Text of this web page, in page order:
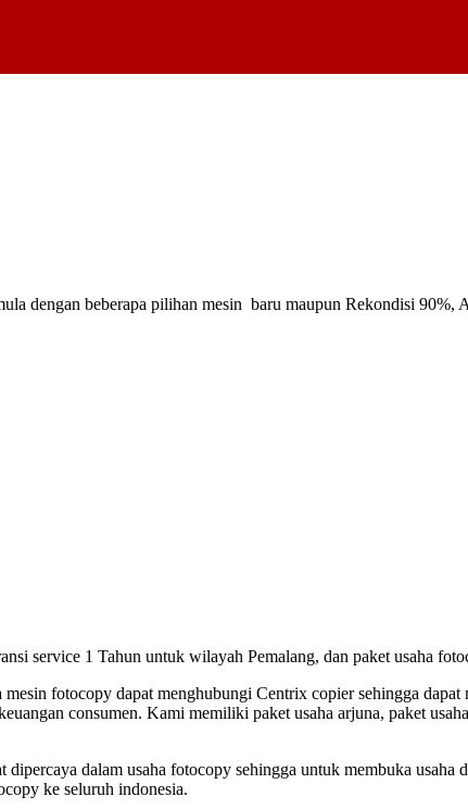
dengan beberapa pilihan mesin baru maupun Rekondisi 90%,
service 1 Tahun untuk wilayah Pemalang, dan paket usaha
fotocopy dapat menghubungi Centrix copier sehingga
consumen. Kami memiliki paket usaha arjuna, paket
dalam usaha fotocopy sehingga untuk membuka usaha
ke seluruh indonesia.